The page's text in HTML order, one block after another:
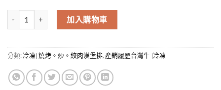
台灣牛 牛舌 燒烤肉片 (限量)(需等待) 數量
加入購物車
分類: 冷凍| 燒烤。炒。絞肉漢堡排, 產銷履歷台灣牛 |冷凍